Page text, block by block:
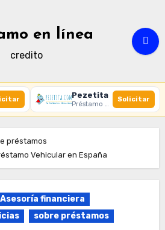
en línea
credito
Pezetita
Préstamo online · Aprobación rápida
Solicitar
préstamos
Vehicular en España
Asesoría financiera
sobre préstamos